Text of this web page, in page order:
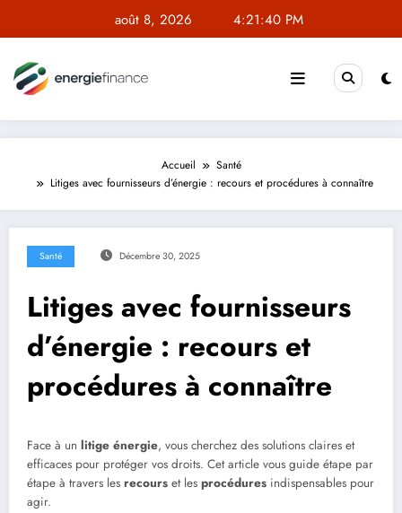
contenu
août 8, 2026 4:21:40 PM
Accueil
Santé
Litiges avec fournisseurs d’énergie : recours et procédures à connaître
Santé Décembre 30, 2025
Litiges avec fournisseurs
d’énergie : recours et
procédures à connaître
Face à un litige énergie, vous cherchez des solutions claires et
efficaces pour protéger vos droits. Cet article vous guide étape par
étape à travers les recours et les procédures indispensables pour
agir.